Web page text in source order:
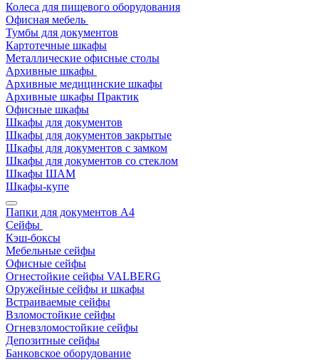
Колеса для пищевого оборудования
Офисная мебель
Тумбы для документов
Картотечные шкафы
Металлические офисные столы
Архивные шкафы
Архивные медицинские шкафы
Архивные шкафы Практик
Офисные шкафы
Шкафы для документов
Шкафы для документов закрытые
Шкафы для документов с замком
Шкафы для документов со стеклом
Шкафы ШАМ
Шкафы-купе
Папки для документов A4
Сейфы
Кэш-боксы
Мебельные сейфы
Офисные сейфы
Огнестойкие сейфы VALBERG
Оружейные сейфы и шкафы
Встраиваемые сейфы
Взломостойкие сейфы
Огневзломостойкие сейфы
Депозитные сейфы
Банковское оборудование